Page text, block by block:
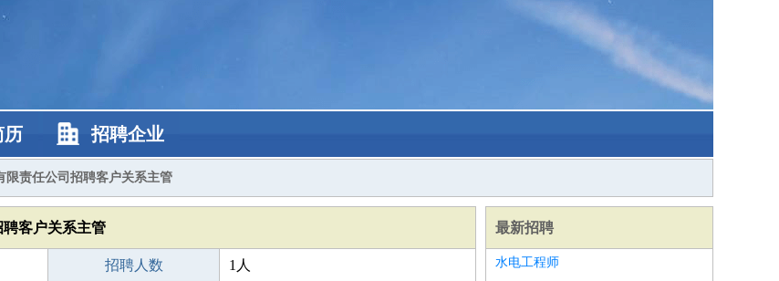
历 招聘企业
限责任公司招聘客户关系主管
聘客户关系主管
招聘人数 1人
最新招聘
水电工程师